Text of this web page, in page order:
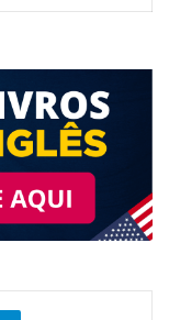
Telegram